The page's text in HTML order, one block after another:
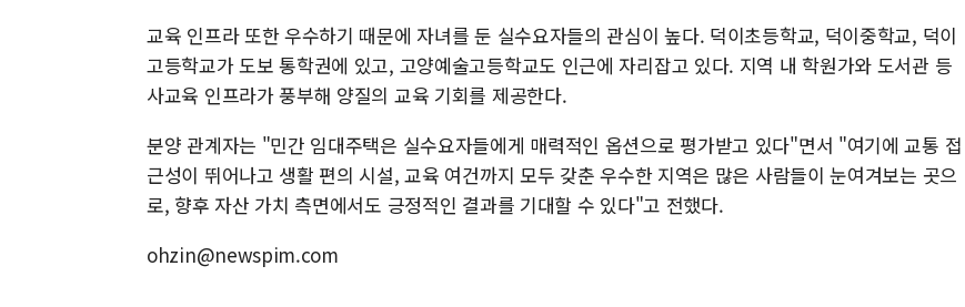
교육 인프라 또한 우수하기 때문에 자녀를 둔 실수요자들의 관심이 높다. 덕이초등학교, 덕이중학교, 덕이
고등학교가 도보 통학권에 있고, 고양예술고등학교도 인근에 자리잡고 있다. 지역 내 학원가와 도서관 등
사교육 인프라가 풍부해 양질의 교육 기회를 제공한다.
분양 관계자는 "민간 임대주택은 실수요자들에게 매력적인 옵션으로 평가받고 있다"면서 "여기에 교통 접
근성이 뛰어나고 생활 편의 시설, 교육 여건까지 모두 갖춘 우수한 지역은 많은 사람들이 눈여겨보는 곳으
로, 향후 자산 가치 측면에서도 긍정적인 결과를 기대할 수 있다"고 전했다.
ohzin@newspim.com